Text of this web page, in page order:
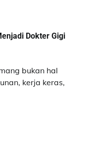
Dokter Gigi
bukan hal
kerja keras,